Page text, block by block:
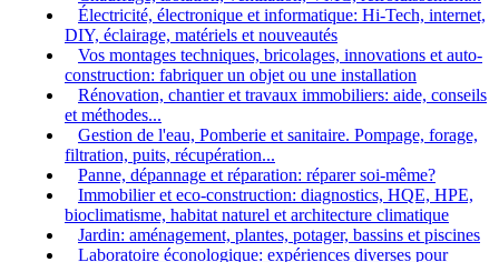
Électricité, électronique et informatique: Hi-Tech, internet,
DIY, éclairage, matériels et nouveautés
Vos montages techniques, bricolages, innovations et auto-
construction: fabriquer un objet ou une installation
Rénovation, chantier et travaux immobiliers: aide, conseils
et méthodes...
Gestion de l'eau, Pomberie et sanitaire. Pompage, forage,
filtration, puits, récupération...
Panne, dépannage et réparation: réparer soi-même?
Immobilier et eco-construction: diagnostics, HQE, HPE,
bioclimatisme, habitat naturel et architecture climatique
Jardin: aménagement, plantes, potager, bassins et piscines
Laboratoire éconologique: expériences diverses pour